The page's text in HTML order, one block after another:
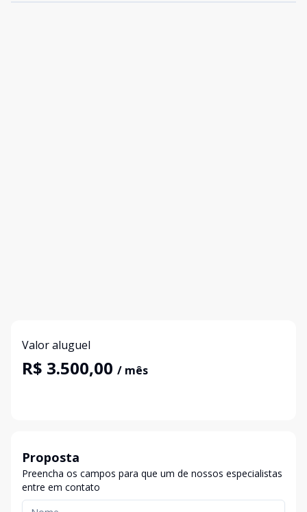
Valor aluguel
R$ 3.500,00 / mês
Proposta
Preencha os campos para que um de nossos especialistas
entre em contato